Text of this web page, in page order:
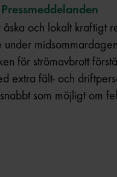
Pressmeddelanden
och lokalt kraftigt
under
för strömavbrott
extra fält- och
som möjligt om